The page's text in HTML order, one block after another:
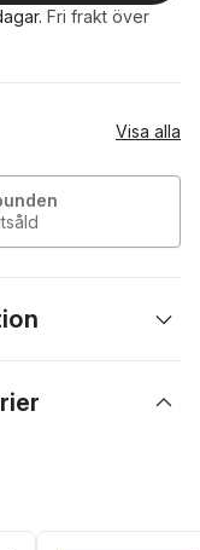
. Fri frakt över
Visa alla